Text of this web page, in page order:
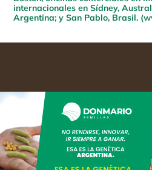
internacionales en Sídney,
Argentina; y San Pablo, Brasil. (